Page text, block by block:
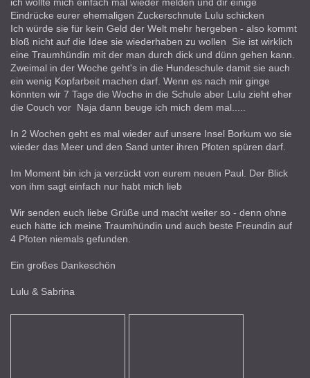
Eindrücke eurer ehemaligen Zuckerschnute Lulu schicken
Ich würde sie für kein Geld der Welt mehr hergeben - also kommt
bloß nicht auf die Idee sie wiederhaben zu wollen Sie ist wirklich
eine Traumhündin mit der man durch dick und dünn gehen kann.
Zweimal in der Woche geht's in die Hundeschule damit sie auch
ein wenig Kopfarbeit machen darf. Wenn es nach mir ginge
könnten wir 7 Tage die Woche in die Schule aber Lulu zieht eher
die Couch vor Naja dann beuge ich mich dem mal.....
In 2 Wochen geht es mal wieder auf unsere Insel Borkum wo sie
wieder das Meer und den Sand unter ihren Pfoten spüren darf.
Im Moment bin ich ja verzückt von eurem neuen Paul. Der Blick
von ihm sagt einfach nur habt mich lieb
Wir senden euch liebe Grüße und macht weiter so - denn ohne
euch hätte ich meine Traumhündin und auch beste Freundin auf
4 Pfoten niemals gefunden.
Ein großes Dankeschön
Lulu & Sabrina